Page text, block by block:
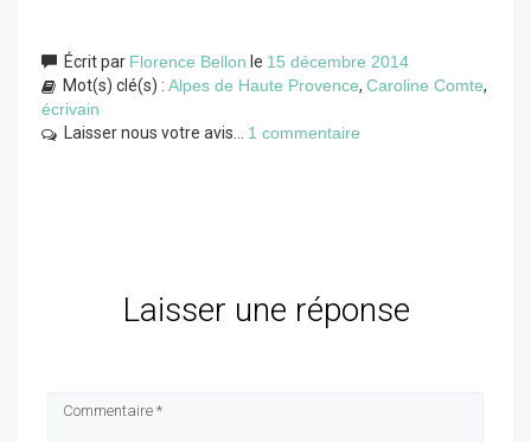
Écrit par Florence Bellon le 15 décembre 2014
Mot(s) clé(s) : Alpes de Haute Provence, Caroline Comte,
écrivain
Laisser nous votre avis... 1 commentaire
Laisser une réponse